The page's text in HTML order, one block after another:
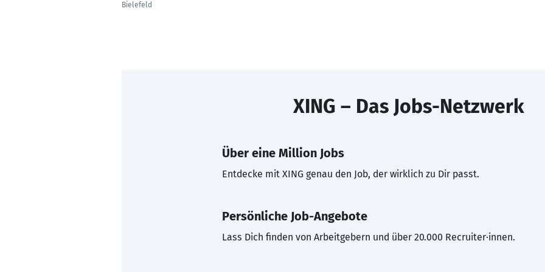
Bielefeld
XING – Das Jobs-Netzwerk
Über eine Million Jobs
Entdecke mit XING genau den Job, der wirklich zu Dir passt.
Persönliche Job-Angebote
Lass Dich finden von Arbeitgebern und über 20.000 Recruiter·innen.